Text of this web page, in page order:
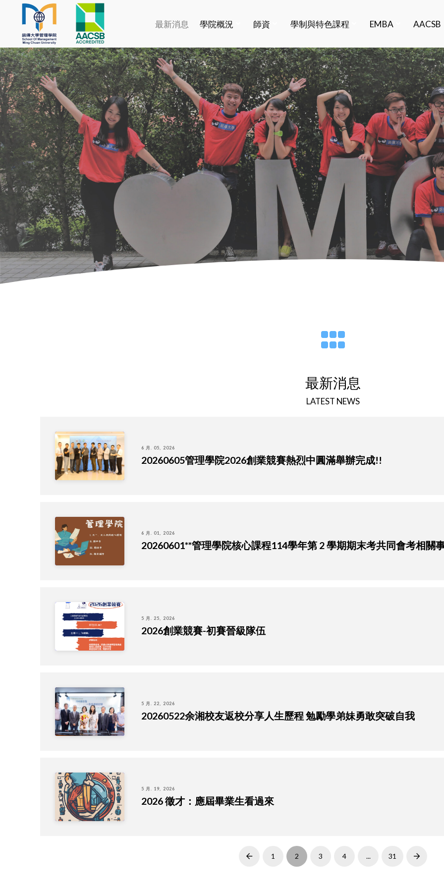
最新消息 學院概況 師資 學制與特色課程 EMBA AACSB
最新消息
LATEST NEWS
6 月. 05, 2026
20260605管理學院2026創業競賽熱烈中圓滿舉辦完成!!
6 月. 01, 2026
20260601**管理學院核心課程114學年第 2 學期期末考共同會考相關
5 月. 25, 2026
2026創業競賽-初賽晉級隊伍
5 月. 22, 2026
20260522余湘校友返校分享人生歷程 勉勵學弟妹勇敢突破自我
5 月. 19, 2026
2026 徵才：應屆畢業生看過來
Prev 1 2 3 4 ... 31 Next